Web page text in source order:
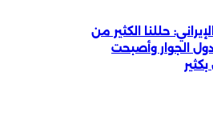
حللنا الكثير من
الجوار وأصبحت